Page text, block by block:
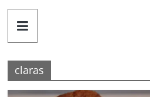
claras